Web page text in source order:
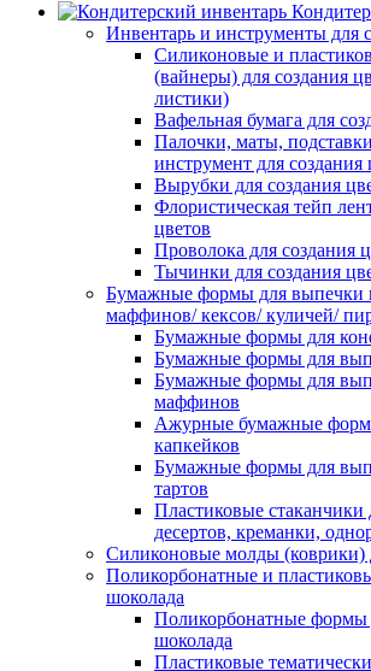
Инвентарь и инструменты для
Силиконовые и
(вайнеры) для создания
листики)
Вафельная бумага для
Палочки, маты,
инструмент для создания
Вырубки для создания
Флористическая тейп
цветов
Проволока для создания
Тычинки для создания
Бумажные формы для выпечки
маффинов/ кексов/ куличей/
Бумажные формы для
Бумажные формы для
Бумажные формы для
маффинов
Ажурные бумажные
капкейков
Бумажные формы для
тартов
Пластиковые
десертов, креманки,
Силиконовые молды (коврики)
Поликорбонатные и
шоколада
Поликорбонатные формы
шоколада
Пластиковые